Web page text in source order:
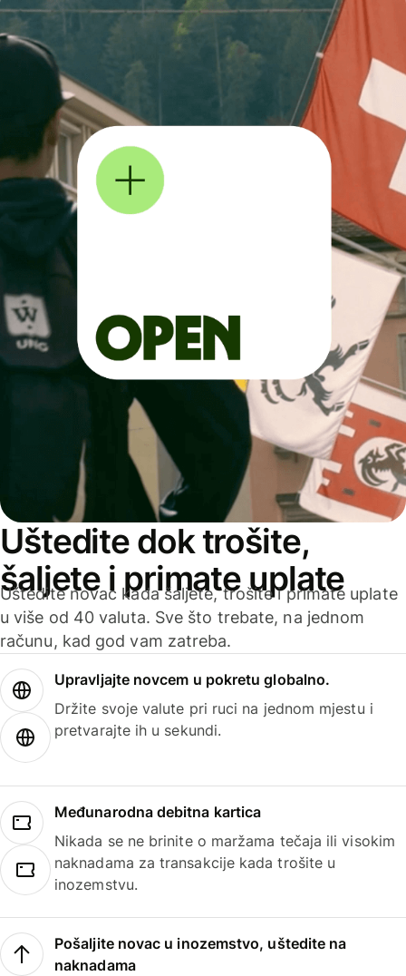
Uštedite dok trošite,
šaljete i primate uplate
Uštedite novac kada šaljete, trošite i primate uplate
u više od 40 valuta. Sve što trebate, na jednom
računu, kad god vam zatreba.
Upravljajte novcem u pokretu globalno.
Držite svoje valute pri ruci na jednom mjestu i
pretvarajte ih u sekundi.
Međunarodna debitna kartica
Nikada se ne brinite o maržama tečaja ili visokim
naknadama za transakcije kada trošite u
inozemstvu.
Pošaljite novac u inozemstvo, uštedite na
naknadama